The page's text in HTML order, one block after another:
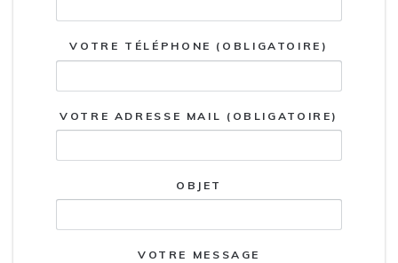
VOTRE TÉLÉPHONE (OBLIGATOIRE)
VOTRE ADRESSE MAIL (OBLIGATOIRE)
OBJET
VOTRE MESSAGE